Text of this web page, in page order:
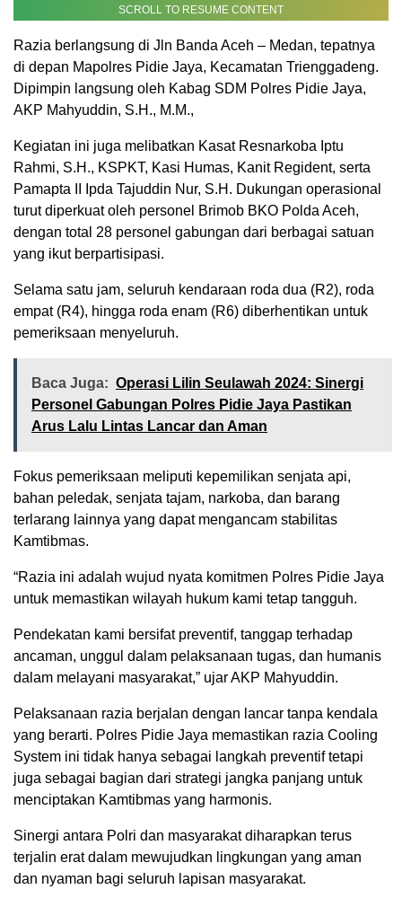
SCROLL TO RESUME CONTENT
Razia berlangsung di Jln Banda Aceh – Medan, tepatnya
di depan Mapolres Pidie Jaya, Kecamatan Trienggadeng.
Dipimpin langsung oleh Kabag SDM Polres Pidie Jaya,
AKP Mahyuddin, S.H., M.M.,
Kegiatan ini juga melibatkan Kasat Resnarkoba Iptu
Rahmi, S.H., KSPKT, Kasi Humas, Kanit Regident, serta
Pamapta II Ipda Tajuddin Nur, S.H. Dukungan operasional
turut diperkuat oleh personel Brimob BKO Polda Aceh,
dengan total 28 personel gabungan dari berbagai satuan
yang ikut berpartisipasi.
Selama satu jam, seluruh kendaraan roda dua (R2), roda
empat (R4), hingga roda enam (R6) diberhentikan untuk
pemeriksaan menyeluruh.
Baca Juga: Operasi Lilin Seulawah 2024: Sinergi
Personel Gabungan Polres Pidie Jaya Pastikan
Arus Lalu Lintas Lancar dan Aman
Fokus pemeriksaan meliputi kepemilikan senjata api,
bahan peledak, senjata tajam, narkoba, dan barang
terlarang lainnya yang dapat mengancam stabilitas
Kamtibmas.
“Razia ini adalah wujud nyata komitmen Polres Pidie Jaya
untuk memastikan wilayah hukum kami tetap tangguh.
Pendekatan kami bersifat preventif, tanggap terhadap
ancaman, unggul dalam pelaksanaan tugas, dan humanis
dalam melayani masyarakat,” ujar AKP Mahyuddin.
Pelaksanaan razia berjalan dengan lancar tanpa kendala
yang berarti. Polres Pidie Jaya memastikan razia Cooling
System ini tidak hanya sebagai langkah preventif tetapi
juga sebagai bagian dari strategi jangka panjang untuk
menciptakan Kamtibmas yang harmonis.
Sinergi antara Polri dan masyarakat diharapkan terus
terjalin erat dalam mewujudkan lingkungan yang aman
dan nyaman bagi seluruh lapisan masyarakat.